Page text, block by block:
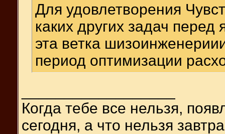
Для удовлетворения
каких других задач
эта ветка
период оптимизации
Когда тебе все нельзя,
сегодня, а что нельзя